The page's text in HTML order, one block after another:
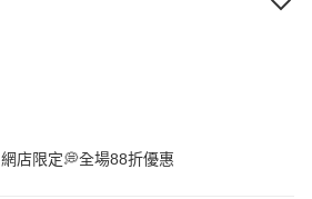
店限定💭全場88折優惠